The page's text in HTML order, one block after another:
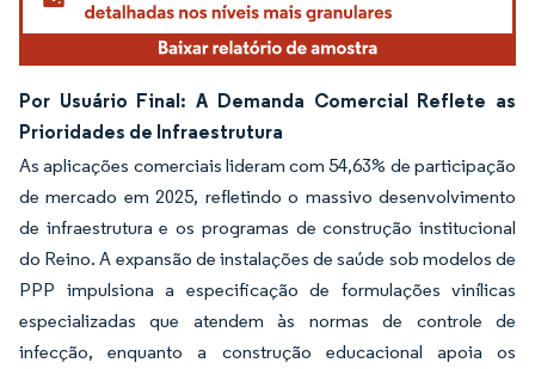
Por Usuário Final: A Demanda Comercial Reflete as
Prioridades de Infraestrutura
As aplicações comerciais lideram com 54,63% de participação
de mercado em 2025, refletindo o massivo desenvolvimento
de infraestrutura e os programas de construção institucional
do Reino. A expansão de instalações de saúde sob modelos de
PPP impulsiona a especificação de formulações vinílicas
especializadas que atendem às normas de controle de
infecção, enquanto a construção educacional apoia os